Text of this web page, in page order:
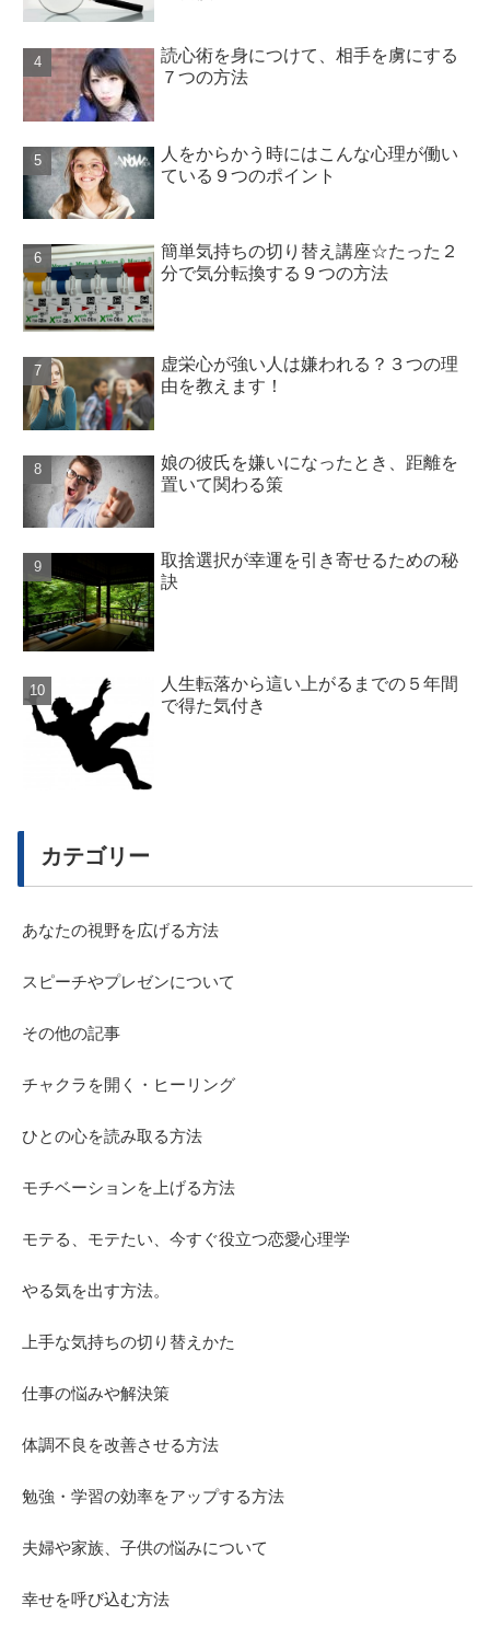
読心術を身につけて、相手を虜にする
７つの方法
人をからかう時にはこんな心理が働い
ている９つのポイント
簡単気持ちの切り替え講座☆たった２
分で気分転換する９つの方法
虚栄心が強い人は嫌われる？３つの理
由を教えます！
娘の彼氏を嫌いになったとき、距離を
置いて関わる策
取捨選択が幸運を引き寄せるための秘
訣
人生転落から這い上がるまでの５年間
で得た気付き
カテゴリー
あなたの視野を広げる方法
スピーチやプレゼンについて
その他の記事
チャクラを開く・ヒーリング
ひとの心を読み取る方法
モチベーションを上げる方法
モテる、モテたい、今すぐ役立つ恋愛心理学
やる気を出す方法。
上手な気持ちの切り替えかた
仕事の悩みや解決策
体調不良を改善させる方法
勉強・学習の効率をアップする方法
夫婦や家族、子供の悩みについて
幸せを呼び込む方法